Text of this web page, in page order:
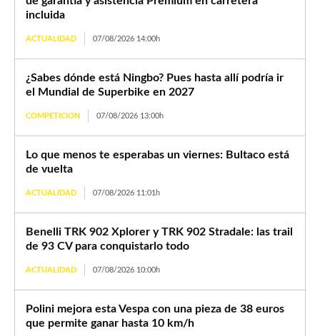
incluida
ACTUALIDAD 07/08/2026 14:00h
¿Sabes dónde está Ningbo? Pues hasta allí podría ir
el Mundial de Superbike en 2027
COMPETICION 07/08/2026 13:00h
Lo que menos te esperabas un viernes: Bultaco está
de vuelta
ACTUALIDAD 07/08/2026 11:01h
Benelli TRK 902 Xplorer y TRK 902 Stradale: las trail
de 93 CV para conquistarlo todo
ACTUALIDAD 07/08/2026 10:00h
Polini mejora esta Vespa con una pieza de 38 euros
que permite ganar hasta 10 km/h